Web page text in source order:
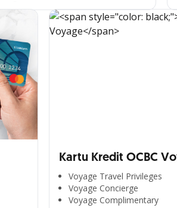
Kartu Kredit OCBC
Voyage Travel Privileges
Voyage Concierge
Voyage Complimentary